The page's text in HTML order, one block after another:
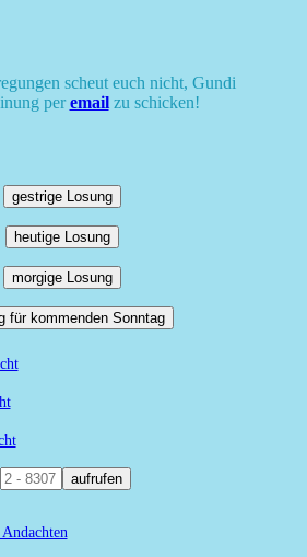
scheut euch nicht, Gundi
peremailzu schicken!
gestrige Losung
heutige Losung
morgige Losung
für kommenden Sonntag
aufrufen